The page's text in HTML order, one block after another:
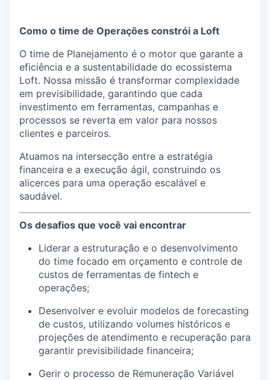
Como o time de Operações constrói a Loft
O time de Planejamento é o motor que garante a
eficiência e a sustentabilidade do ecossistema
Loft. Nossa missão é transformar complexidade
em previsibilidade, garantindo que cada
investimento em ferramentas, campanhas e
processos se reverta em valor para nossos
clientes e parceiros.
Atuamos na intersecção entre a estratégia
financeira e a execução ágil, construindo os
alicerces para uma operação escalável e
saudável.
Os desafios que você vai encontrar
Liderar a estruturação e o desenvolvimento
do time focado em orçamento e controle de
custos de ferramentas de fintech e
operações;
Desenvolver e evoluir modelos de forecasting
de custos, utilizando volumes históricos e
projeções de atendimento e recuperação para
garantir previsibilidade financeira;
Gerir o processo de Remuneração Variável